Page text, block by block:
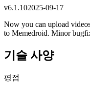
v6.1.102025-09-17
Now you can upload
to Memedroid. Minor
기술 사양
평점